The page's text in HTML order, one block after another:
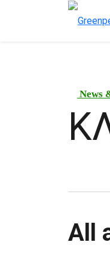
News
All